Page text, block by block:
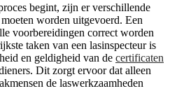
begint, zijn er verschillende
worden uitgevoerd. Een
voorbereidingen correct worden
taken van een lasinspecteur is
en geldigheid van de certificaten
Dit zorgt ervoor dat alleen
de laswerkzaamheden